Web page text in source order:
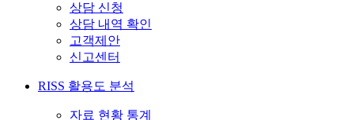
상담 신청
상담 내역 확인
고객제안
신고센터
RISS 활용도 분석
자료 현황 통계